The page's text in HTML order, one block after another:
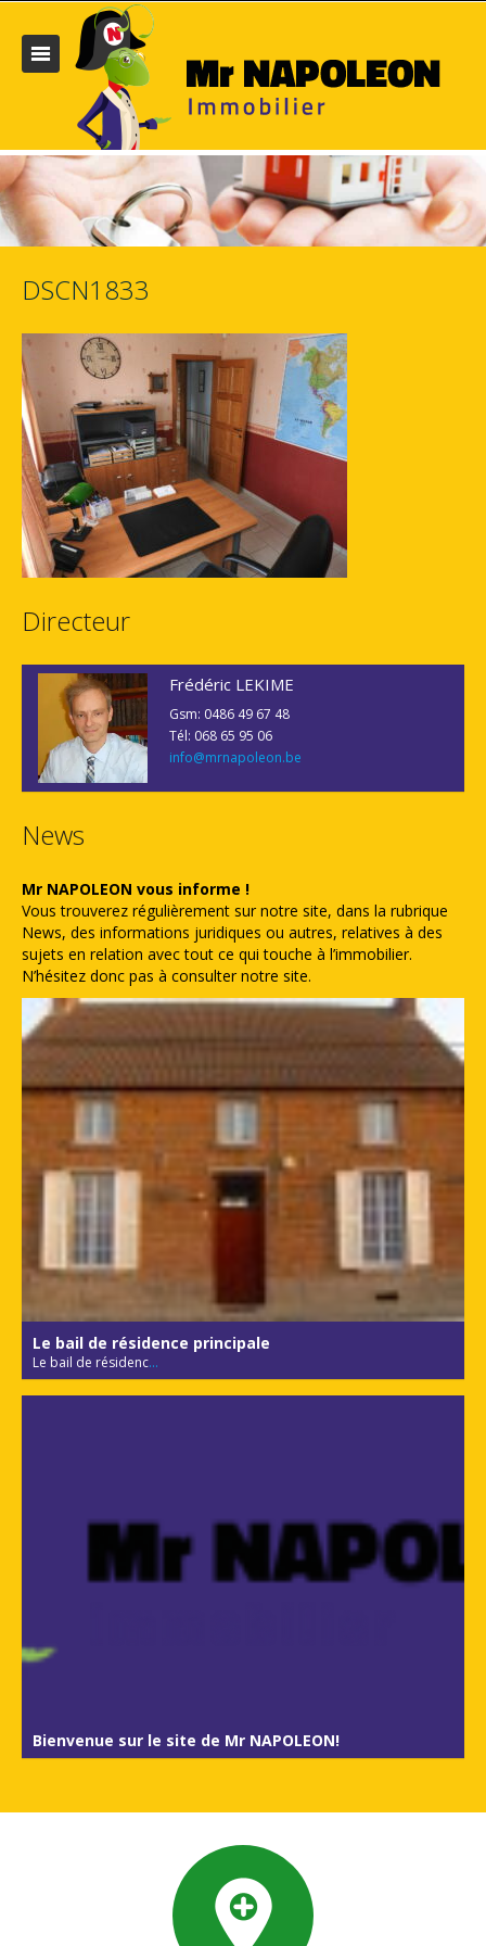
DSCN1833
Directeur
Frédéric LEKIME
Gsm: 0486 49 67 48
Tél: 068 65 95 06
info@mrnapoleon.be
News
Mr NAPOLEON vous informe !
Vous trouverez régulièrement sur notre site, dans la rubrique
News, des informations juridiques ou autres, relatives à des
sujets en relation avec tout ce qui touche à l’immobilier.
N’hésitez donc pas à consulter notre site.
Le bail de résidence principale
Le bail de résidenc...
Bienvenue sur le site de Mr NAPOLEON!